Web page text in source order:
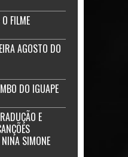
FILME
AGOSTO DO
DO IGUAPE
E
SIMONE